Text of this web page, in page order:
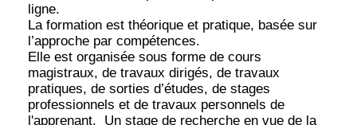
ligne.
La formation est théorique et pratique, basée sur
l’approche par compétences.
Elle est organisée sous forme de cours
magistraux, de travaux dirigés, de travaux
pratiques, de sorties d’études, de stages
professionnels et de travaux personnels de
l'apprenant.
Un stage de recherche en vue de la